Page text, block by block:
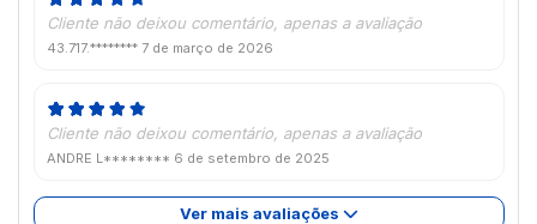
Cliente não deixou comentário, apenas a avaliação
43.717.******** 7 de março de 2026
Cliente não deixou comentário, apenas a avaliação
ANDRE L******** 6 de setembro de 2025
Ver mais avaliações